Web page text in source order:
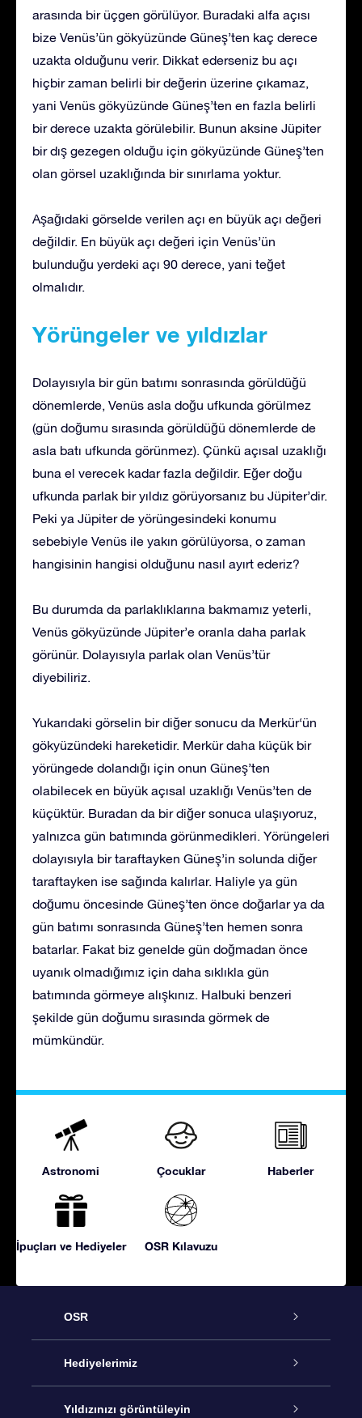
arasında bir üçgen görülüyor. Buradaki alfa açısı
bize Venüs’ün gökyüzünde Güneş’ten kaç derece
uzakta olduğunu verir. Dikkat ederseniz bu açı
hiçbir zaman belirli bir değerin üzerine çıkamaz,
yani Venüs gökyüzünde Güneş’ten en fazla belirli
bir derece uzakta görülebilir. Bunun aksine Jüpiter
bir dış gezegen olduğu için gökyüzünde Güneş’ten
olan görsel uzaklığında bir sınırlama yoktur.
Aşağıdaki görselde verilen açı en büyük açı değeri
değildir. En büyük açı değeri için Venüs’ün
bulunduğu yerdeki açı 90 derece, yani teğet
olmalıdır.
Yörüngeler ve yıldızlar
Dolayısıyla bir gün batımı sonrasında görüldüğü
dönemlerde, Venüs asla doğu ufkunda görülmez
(gün doğumu sırasında görüldüğü dönemlerde de
asla batı ufkunda görünmez). Çünkü açısal uzaklığı
buna el verecek kadar fazla değildir. Eğer doğu
ufkunda parlak bir yıldız görüyorsanız bu Jüpiter’dir.
Peki ya Jüpiter de yörüngesindeki konumu
sebebiyle Venüs ile yakın görülüyorsa, o zaman
hangisinin hangisi olduğunu nasıl ayırt ederiz?
Bu durumda da parlaklıklarına bakmamız yeterli,
Venüs gökyüzünde Jüpiter’e oranla daha parlak
görünür. Dolayısıyla parlak olan Venüs’tür
diyebiliriz.
Yukarıdaki görselin bir diğer sonucu da Merkür‘ün
gökyüzündeki hareketidir. Merkür daha küçük bir
yörüngede dolandığı için onun Güneş’ten
olabilecek en büyük açısal uzaklığı Venüs’ten de
küçüktür. Buradan da bir diğer sonuca ulaşıyoruz,
yalnızca gün batımında görünmedikleri. Yörüngeleri
dolayısıyla bir taraftayken Güneş’in solunda diğer
taraftayken ise sağında kalırlar. Haliyle ya gün
doğumu öncesinde Güneş’ten önce doğarlar ya da
gün batımı sonrasında Güneş’ten hemen sonra
batarlar. Fakat biz genelde gün doğmadan önce
uyanık olmadığımız için daha sıklıkla gün
batımında görmeye alışkınız. Halbuki benzeri
şekilde gün doğumu sırasında görmek de
mümkündür.
Astronomi Çocuklar Haberler
İpuçları ve Hediyeler OSR Kılavuzu
OSR
Hizmet
İletişim
Hediyelerimiz
Çevrimiçi Yıldız Hediyesi
Yıldızınızı görüntüleyin